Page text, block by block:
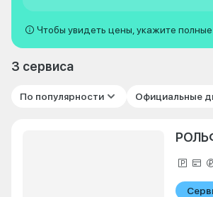
Чтобы увидеть цены, укажите
3 сервиса
По популярности Официальные